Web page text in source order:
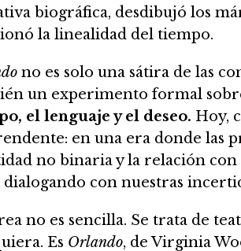
biográfica, desdibujó los
la linealidad del tiempo.
no es solo una sátira de las
un experimento formal
el lenguaje y el deseo. Hoy,
en una era donde las
no binaria y la relación
dialogando con nuestras
no es sencilla. Se trata de
Es Orlando, de Virginia